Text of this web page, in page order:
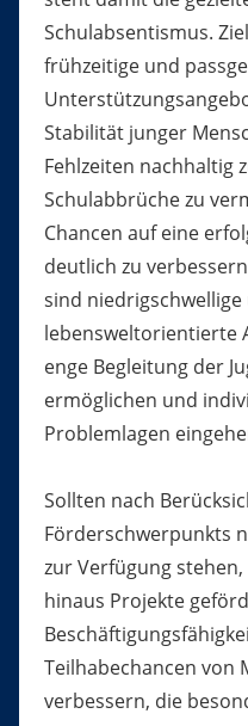
Schulabsentismus.
frühzeitige und
Stabilität junger
Fehlzeiten nachhaltig
Schulabbrüche zu
Chancen auf eine
deutlich zu
sind niedrigschwellige
lebensweltorientierte
enge Begleitung der
ermöglichen und
Problemlagen
Sollten nach
Förderschwerpunkts
zur Verfügung
hinaus Projekte
Teilhabechancen von
verbessern, die